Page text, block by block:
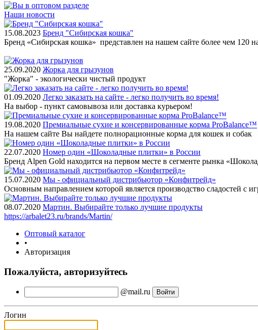
Наши новости
15.08.2023 Бренд "Сибирская кошка"
Бренд «Сибирская кошка» представлен на нашем сайте более чем 120
25.09.2020 Жорка для грызунов
"Жорка" - экологически чистый продукт
01.09.2020 Легко заказать на сайте - легко получить во время!
На выбор - пункт самовывоза или доставка курьером!
19.08.2020 Премиальные сухие и консервированные корма ProBalance™
На нашем сайте Вы найдете полнорационные корма для кошек и собак
22.07.2020 Номер один «Шоколадные плитки» в России
Бренд Alpen Gold находится на первом месте в сегменте рынка
15.07.2020 Мы - официальный дистрибьютор «Конфитрейд»
Основным направлением которой является производство сладостей с
08.07.2020 Мартин. Выбирайте только лучшие продукты
https://arbalet23.ru/brands/Martin/
Оптовый каталог
•
Авторизация
Пожалуйста, авторизуйтесь
@mail.ru
Логин